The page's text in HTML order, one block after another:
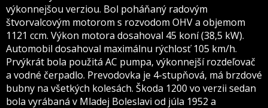
výkonnejšou verziou. Bol poháňaný radovým
štvorvalcovým motorom s rozvodom OHV a objemom
1121 ccm. Výkon motora dosahoval 45 koní (38,5 kW).
Automobil dosahoval maximálnu rýchlosť 105 km/h.
Prvýkrát bola použitá AC pumpa, výkonnejší rozdeľovač
a vodné čerpadlo. Prevodovka je 4-stupňová, má brzdové
bubny na všetkých kolesách. Škoda 1200 vo verzii sedan
bola vyrábaná v Mladej Boleslavi od júla 1952 a